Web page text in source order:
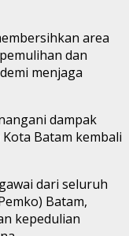
area
dan
menjaga
dampak
Batam kembali
dari seluruh
Batam,
kepedulian